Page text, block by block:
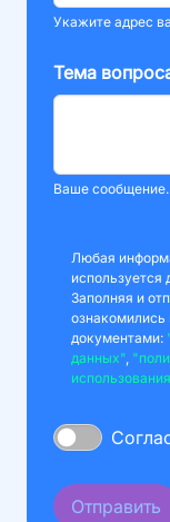
Укажите адрес
Тема
Ваше сообщение.
Любая
используется
Заполняя и
документами:
данных"
Отправить